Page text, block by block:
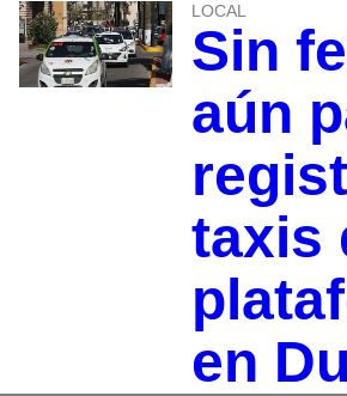
LOCAL
Sin
aún
taxis
en